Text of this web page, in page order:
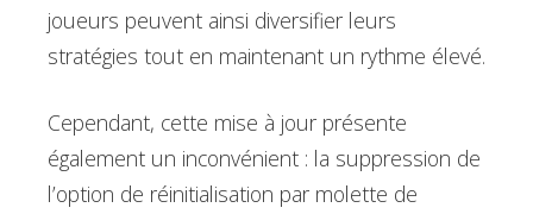
joueurs peuvent ainsi diversifier leurs
stratégies tout en maintenant un rythme élevé.
Cependant, cette mise à jour présente
également un inconvénient : la suppression de
l’option de réinitialisation par molette de